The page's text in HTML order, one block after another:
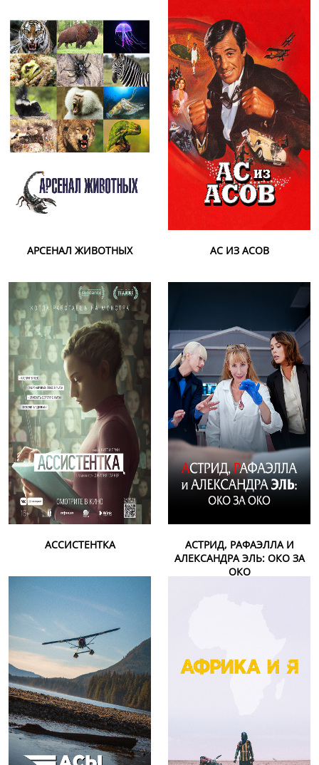
АРСЕНАЛ ЖИВОТНЫХ АС ИЗ АСОВ
АССИСТЕНТКА
АСТРИД, РАФАЭЛЛА И
АЛЕКСАНДРА ЭЛЬ: ОКО ЗА
ОКО